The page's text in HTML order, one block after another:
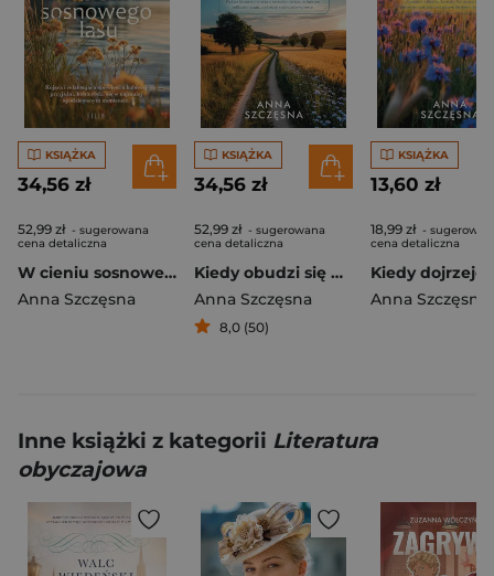
KSIĄŻKA
34,56 zł
52,99 zł - sugerowana
cena detaliczna
W cieniu sosnowego lasu
Anna Szczęsna
KSIĄŻKA
34,56 zł
52,99 zł - sugerowana
cena detaliczna
Kiedy obudzi się nadzieja
Anna Szczęsna
8,0 (50)
KSIĄŻKA
13,60 zł
18,99 zł -
cena detaliczna
Anna Szczęsna
Inne książki z kategorii Literatura
obyczajowa